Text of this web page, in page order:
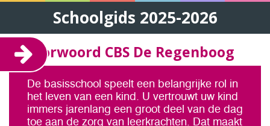
Schoolgids 2025-2026
1. Voorwoord CBS De Regenboog
De basisschool speelt een belangrijke rol in
het leven van een kind. U vertrouwt uw kind
immers jarenlang een groot deel van de dag
toe aan de zorg van leerkrachten. Dat maakt